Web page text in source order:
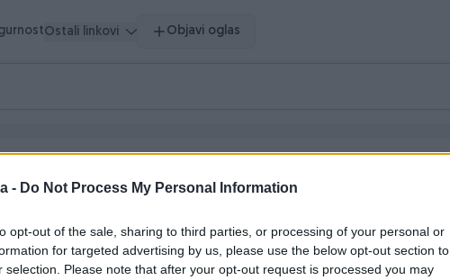
- Do Not Process My Personal Information
opt-out of the sale, sharing to third parties, or processing of your personal or
for targeted advertising by us, please use the below opt-out section to
selection. Please note that after your opt-out request is processed you may
Ostali linkovi Objavi oglas